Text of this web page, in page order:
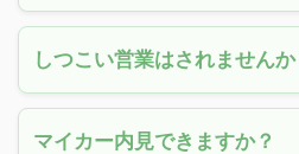
しつこい営業はされませんか
マイカー内見できますか？